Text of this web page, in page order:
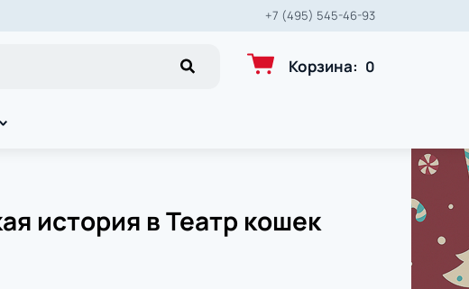
+7 (495) 545-46-93
Корзина: 0
история в Театр кошек